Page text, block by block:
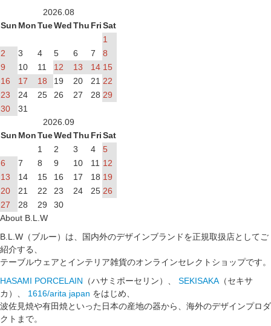
2026.08
Sun MonTueWedThu FriSat
1
2
3 4 5 6 7
8
9
10 11 12 13 14 15
16
17 18 19 20 21 22
23
24 25 26 27 28 29
30
31
2026.09
Sun MonTueWedThu FriSat
1
2 3 4
5
6
7 8 9 10 11 12
13
14 15 16 17 18 19
20
21 22 23 24 25 26
27
28 29
30
About B.L.W
B.L.W（ブルー）は、国内外のデザインブランドを正規取扱店としてご
紹介する、
テーブルウェアとインテリア雑貨のオンラインセレクトショップです。
HASAMI PORCELAIN （ハサミポーセリン）、 SEKISAKA（セキサ
カ）、 1616/arita japan をはじめ、
波佐見焼や有田焼といった日本の産地の器から、海外のデザインプロダ
クトまで。